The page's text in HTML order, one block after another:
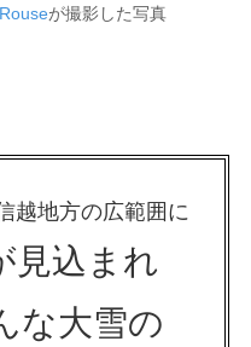
が撮影した写真
越地方の広範囲に
見込まれ
な大雪の